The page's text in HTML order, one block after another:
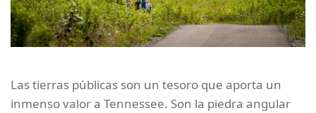
Las tierras públicas son un tesoro que aporta un
inmenso valor a Tennessee. Son la piedra angular